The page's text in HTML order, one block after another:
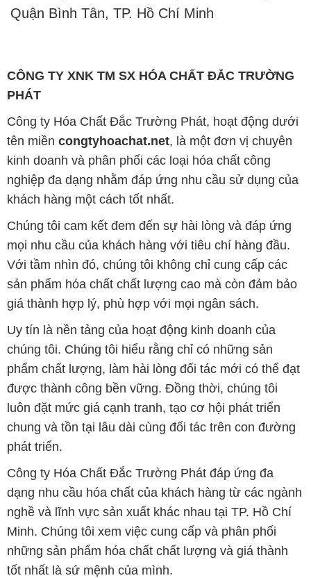
Quận Bình Tân, TP. Hồ Chí Minh
CÔNG TY XNK TM SX HÓA CHẤT ĐẮC TRƯỜNG
PHÁT
Công ty Hóa Chất Đắc Trường Phát, hoạt động dưới
tên miền congtyhoachat.net, là một đơn vị chuyên
kinh doanh và phân phối các loại hóa chất công
nghiệp đa dạng nhằm đáp ứng nhu cầu sử dụng của
khách hàng một cách tốt nhất.
Chúng tôi cam kết đem đến sự hài lòng và đáp ứng
mọi nhu cầu của khách hàng với tiêu chí hàng đầu.
Với tầm nhìn đó, chúng tôi không chỉ cung cấp các
sản phẩm hóa chất chất lượng cao mà còn đảm bảo
giá thành hợp lý, phù hợp với mọi ngân sách.
Uy tín là nền tảng của hoạt động kinh doanh của
chúng tôi. Chúng tôi hiểu rằng chỉ có những sản
phẩm chất lượng, làm hài lòng đối tác mới có thể đạt
được thành công bền vững. Đồng thời, chúng tôi
luôn đặt mức giá cạnh tranh, tạo cơ hội phát triển
chung và tồn tại lâu dài cùng đối tác trên con đường
phát triển.
Công ty Hóa Chất Đắc Trường Phát đáp ứng đa
dạng nhu cầu hóa chất của khách hàng từ các ngành
nghề và lĩnh vực sản xuất khác nhau tại TP. Hồ Chí
Minh. Chúng tôi xem việc cung cấp và phân phối
những sản phẩm hóa chất chất lượng và giá thành
tốt nhất là sứ mệnh của mình.